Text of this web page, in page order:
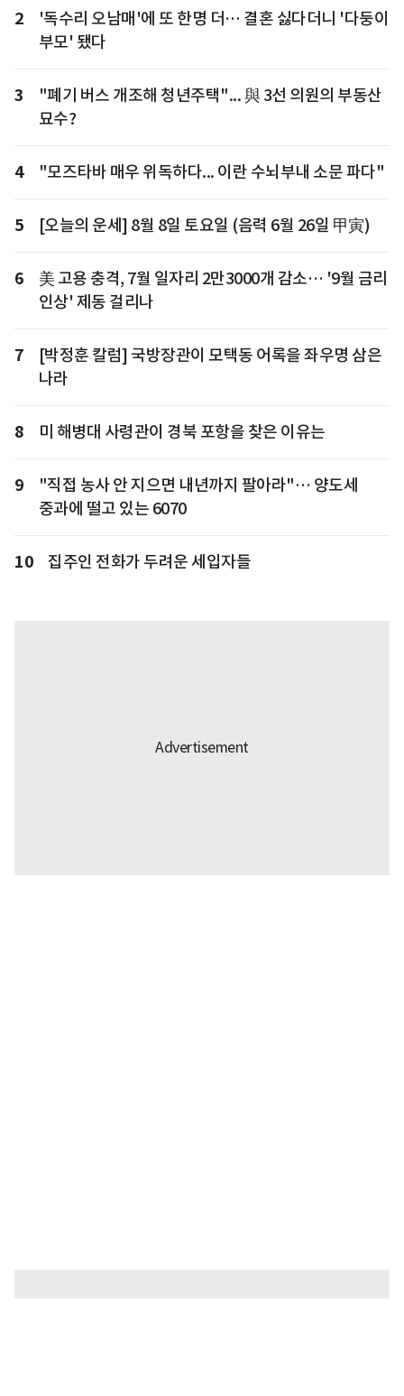
2
'독수리 오남매'에 또 한명 더… 결혼 싫다더니 '다둥이
부모' 됐다
3
"폐기 버스 개조해 청년주택"... 與 3선 의원의 부동산
묘수?
4 "모즈타바 매우 위독하다... 이란 수뇌부내 소문 파다"
5 [오늘의 운세] 8월 8일 토요일 (음력 6월 26일 甲寅)
6
美 고용 충격, 7월 일자리 2만3000개 감소… '9월 금리
인상' 제동 걸리나
7
[박정훈 칼럼] 국방장관이 모택동 어록을 좌우명 삼은
나라
8 미 해병대 사령관이 경북 포항을 찾은 이유는
9
"직접 농사 안 지으면 내년까지 팔아라"… 양도세
중과에 떨고 있는 6070
10 집주인 전화가 두려운 세입자들